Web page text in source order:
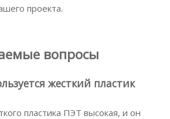
проекта.
вопросы
жесткий пластик
пластика ПЭТ высокая, и он